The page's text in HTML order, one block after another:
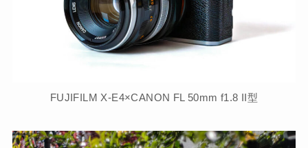
FUJIFILM X-E4×CANON FL 50mm f1.8 II型